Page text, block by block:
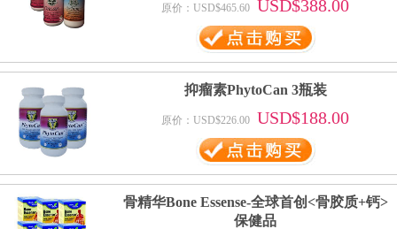
原价：USD$465.60 USD$388.00
抑瘤素PhytoCan 3瓶装
原价：USD$226.00 USD$188.00
骨精华Bone Essense-全球首创<骨胶质+钙>
保健品